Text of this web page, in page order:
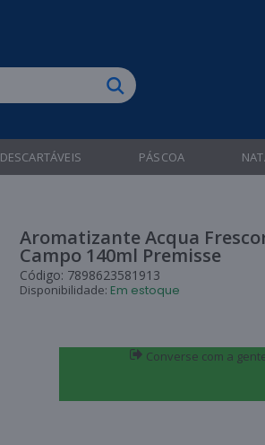
DESCARTÁVEIS PÁSCOA
Aromatizante Acqua
Campo 140ml Premisse
Código: 7898623581913
Disponibilidade: Em estoque
Converse com a